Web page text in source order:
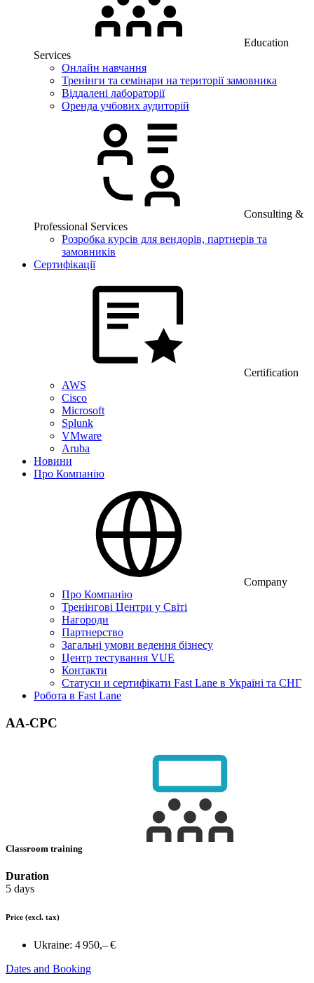
Education
Services
Онлайн навчання
Тренінги та семінари на території замовника
Віддалені лабораторії
Оренда учбових аудиторій
Consulting &
Professional Services
Розробка курсів для вендорів, партнерів та
замовників
Сертифікації
Certification
AWS
Cisco
Microsoft
Splunk
VMware
Aruba
Новини
Про Компанію
Company
Про Компанію
Тренінгові Центри у Світі
Нагороди
Партнерство
Загальні умови ведення бізнесу
Центр тестування VUE
Контакти
Статуси и сертифікати Fast Lane в Україні та СНГ
Робота в Fast Lane
AA-CPC
Classroom training
Duration
5 days
Price (excl. tax)
Ukraine: 4 950,– €
Dates and Booking